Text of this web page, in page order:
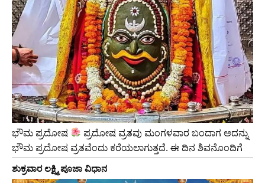
ಭೌಮ ಪ್ರದೋಷ
ಪ್ರದೋಷ ವ್ರತವು ಮಂಗಳವಾರ ಬಂದಾಗ ಅದನ್ನು
ಭೌಮ ಪ್ರದೋಷ ವ್ರತವೆಂದು ಕರೆಯಲಾಗುತ್ತದೆ. ಈ ದಿನ ಶಿವನೊಂದಿಗೆ
ಶುಕ್ರವಾರ ಲಕ್ಷ್ಮಿ ಪೂಜಾ ವಿಧಾನ